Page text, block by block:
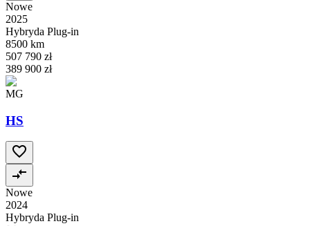
Nowe
2025
Hybryda Plug-in
8500 km
507 790 zł
389 900 zł
MG
HS
Nowe
2024
Hybryda Plug-in